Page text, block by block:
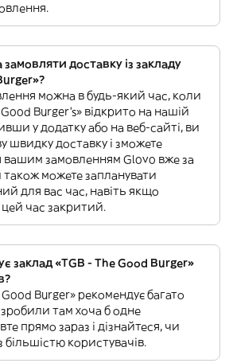
доставку із закладу
можна в будь-який час, коли
Burger’s» відкрито на нашій
у додатку або на веб-сайті, ви
швидку доставку і зможете
вашим замовленням Glovo вже за
також можете запланувати
для вас час, навіть якщо
час закритий.
заклад «TGB - The Good Burger»
Burger» рекомендує багато
зробили там хоча б одне
прямо зараз і дізнайтеся, чи
більшістю користувачів.